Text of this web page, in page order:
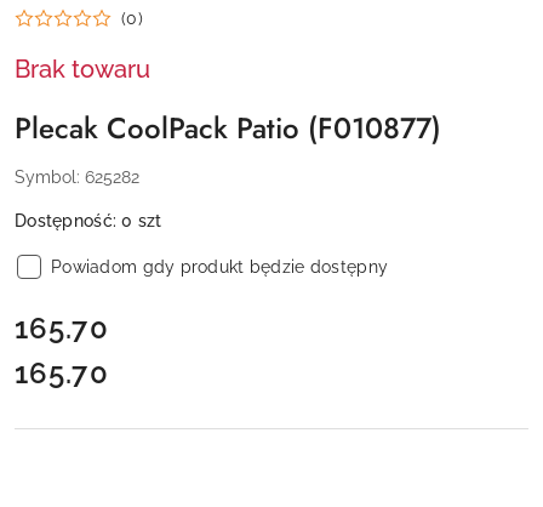
(0)
Brak towaru
Plecak CoolPack Patio (F010877)
Symbol: 625282
Dostępność:0 szt
Powiadom gdy produkt będzie dostępny
cena:
165.70
Cena:
165.70